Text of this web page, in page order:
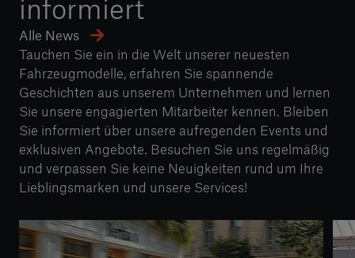
informiert
Alle News
Tauchen Sie ein in die Welt unserer neuesten
Fahrzeugmodelle, erfahren Sie spannende
Geschichten aus unserem Unternehmen und lernen
Sie unsere engagierten Mitarbeiter kennen. Bleiben
Sie informiert über unsere aufregenden Events und
exklusiven Angebote. Besuchen Sie uns regelmäßig
und verpassen Sie keine Neuigkeiten rund um Ihre
Lieblingsmarken und unsere Services!